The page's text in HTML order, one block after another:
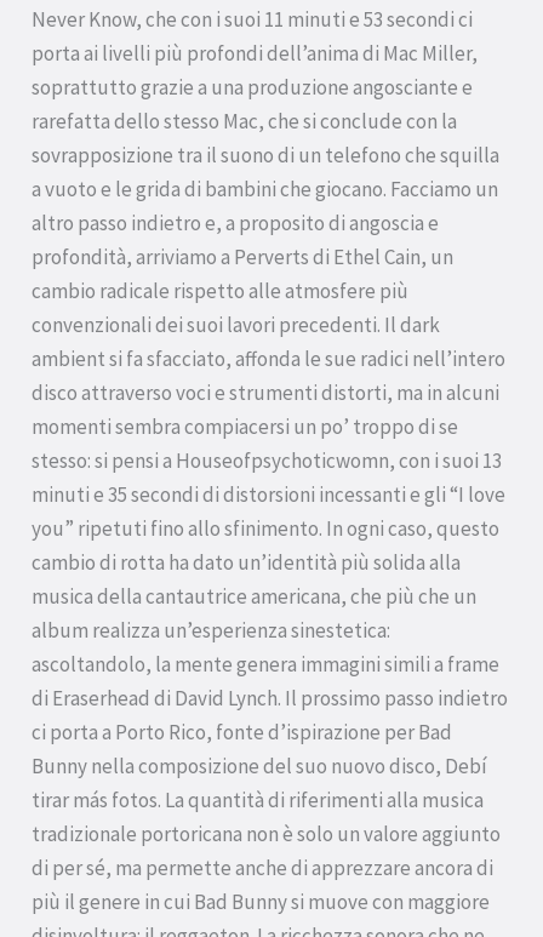
Never Know, che con i suoi 11 minuti e 53 secondi ci
porta ai livelli più profondi dell’anima di Mac Miller,
soprattutto grazie a una produzione angosciante e
rarefatta dello stesso Mac, che si conclude con la
sovrapposizione tra il suono di un telefono che squilla
a vuoto e le grida di bambini che giocano. Facciamo un
altro passo indietro e, a proposito di angoscia e
profondità, arriviamo a Perverts di Ethel Cain, un
cambio radicale rispetto alle atmosfere più
convenzionali dei suoi lavori precedenti. Il dark
ambient si fa sfacciato, affonda le sue radici nell’intero
disco attraverso voci e strumenti distorti, ma in alcuni
momenti sembra compiacersi un po’ troppo di se
stesso: si pensi a Houseofpsychoticwomn, con i suoi 13
minuti e 35 secondi di distorsioni incessanti e gli “I love
you” ripetuti fino allo sfinimento. In ogni caso, questo
cambio di rotta ha dato un’identità più solida alla
musica della cantautrice americana, che più che un
album realizza un’esperienza sinestetica:
ascoltandolo, la mente genera immagini simili a frame
di Eraserhead di David Lynch. Il prossimo passo indietro
ci porta a Porto Rico, fonte d’ispirazione per Bad
Bunny nella composizione del suo nuovo disco, Debí
tirar más fotos. La quantità di riferimenti alla musica
tradizionale portoricana non è solo un valore aggiunto
di per sé, ma permette anche di apprezzare ancora di
più il genere in cui Bad Bunny si muove con maggiore